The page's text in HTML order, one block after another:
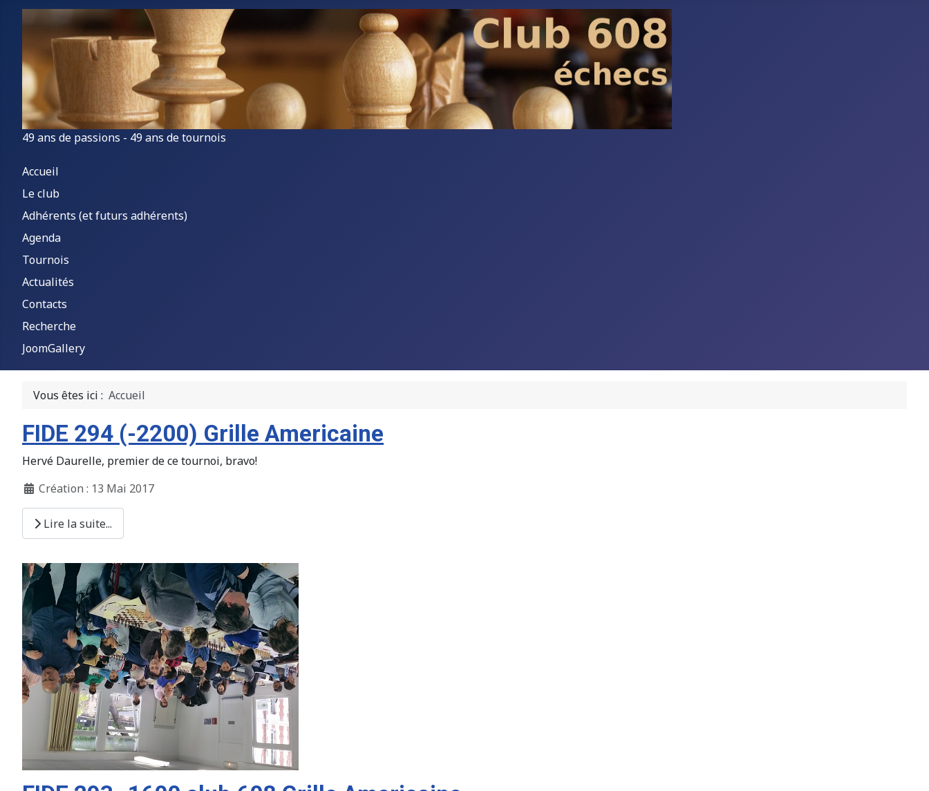
49 ans de passions - 49 ans de tournois
Accueil
Le club
Adhérents (et futurs adhérents)
Agenda
Tournois
Actualités
Contacts
Recherche
JoomGallery
Vous êtes ici : Accueil
FIDE 294 (-2200) Grille Americaine
Hervé Daurelle, premier de ce tournoi, bravo!
Création : 13 Mai 2017
Lire la suite...